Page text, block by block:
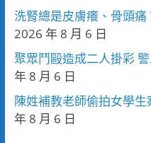
洗腎總是皮膚癢、骨頭
2026 年 8 月 6 日
聚眾鬥毆造成二人掛彩
年 8 月 6 日
陳姓補教老師偷拍女學
年 8 月 6 日